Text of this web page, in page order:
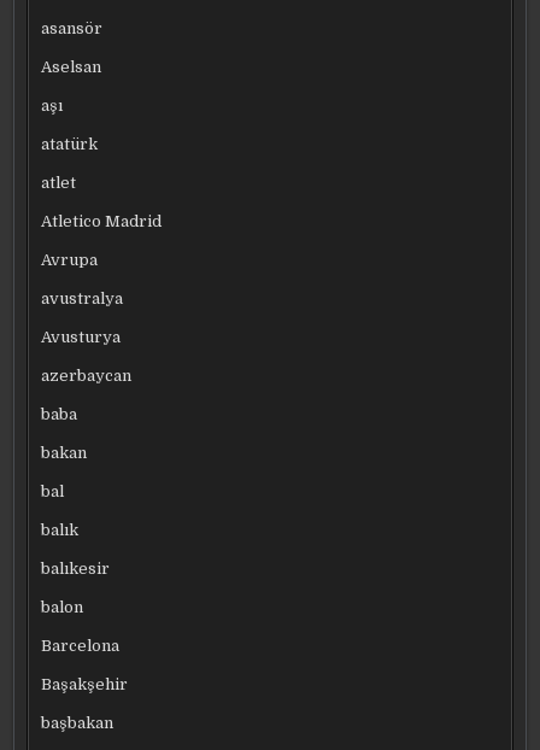
asansör
Aselsan
aşı
atatürk
atlet
Atletico Madrid
Avrupa
avustralya
Avusturya
azerbaycan
baba
bakan
bal
balık
balıkesir
balon
Barcelona
Başakşehir
başbakan